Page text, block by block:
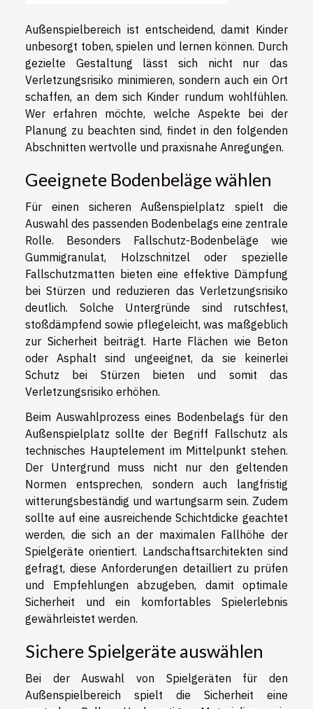
Außenspielbereich ist entscheidend, damit Kinder
unbesorgt toben, spielen und lernen können. Durch
gezielte Gestaltung lässt sich nicht nur das
Verletzungsrisiko minimieren, sondern auch ein Ort
schaffen, an dem sich Kinder rundum wohlfühlen.
Wer erfahren möchte, welche Aspekte bei der
Planung zu beachten sind, findet in den folgenden
Abschnitten wertvolle und praxisnahe Anregungen.
Geeignete Bodenbeläge wählen
Für einen sicheren Außenspielplatz spielt die
Auswahl des passenden Bodenbelags eine zentrale
Rolle. Besonders Fallschutz-Bodenbeläge wie
Gummigranulat, Holzschnitzel oder spezielle
Fallschutzmatten bieten eine effektive Dämpfung
bei Stürzen und reduzieren das Verletzungsrisiko
deutlich. Solche Untergründe sind rutschfest,
stoßdämpfend sowie pflegeleicht, was maßgeblich
zur Sicherheit beiträgt. Harte Flächen wie Beton
oder Asphalt sind ungeeignet, da sie keinerlei
Schutz bei Stürzen bieten und somit das
Verletzungsrisiko erhöhen.
Beim Auswahlprozess eines Bodenbelags für den
Außenspielplatz sollte der Begriff Fallschutz als
technisches Hauptelement im Mittelpunkt stehen.
Der Untergrund muss nicht nur den geltenden
Normen entsprechen, sondern auch langfristig
witterungsbeständig und wartungsarm sein. Zudem
sollte auf eine ausreichende Schichtdicke geachtet
werden, die sich an der maximalen Fallhöhe der
Spielgeräte orientiert. Landschaftsarchitekten sind
gefragt, diese Anforderungen detailliert zu prüfen
und Empfehlungen abzugeben, damit optimale
Sicherheit und ein komfortables Spielerlebnis
gewährleistet werden.
Sichere Spielgeräte auswählen
Bei der Auswahl von Spielgeräten für den
Außenspielbereich spielt die Sicherheit eine